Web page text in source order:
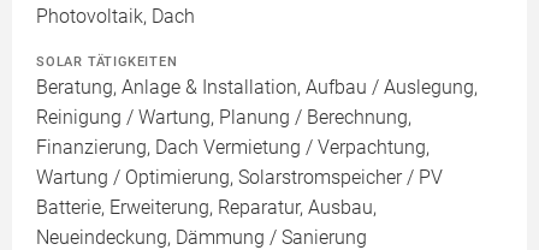
Photovoltaik, Dach
SOLAR TÄTIGKEITEN
Beratung, Anlage & Installation, Aufbau / Auslegung,
Reinigung / Wartung, Planung / Berechnung,
Finanzierung, Dach Vermietung / Verpachtung,
Wartung / Optimierung, Solarstromspeicher / PV
Batterie, Erweiterung, Reparatur, Ausbau,
Neueindeckung, Dämmung / Sanierung